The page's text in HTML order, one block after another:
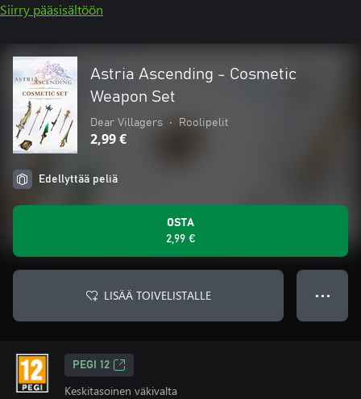
Siirry pääsisältöön
Astria Ascending - Cosmetic
Weapon Set
Dear Villagers • Roolipelit
2,99 €
Edellyttää peliä
OSTA
2,99 €
LISÄÄ TOIVELISTALLE ● ● ●
PEGI 12
Keskitasoinen väkivalta